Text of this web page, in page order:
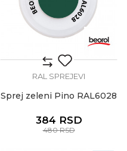
RAL SPREJEVI
Sprej zeleni Pino RAL6028
384 RSD
480RSD